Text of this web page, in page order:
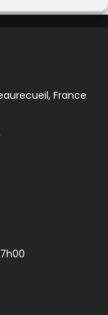
France